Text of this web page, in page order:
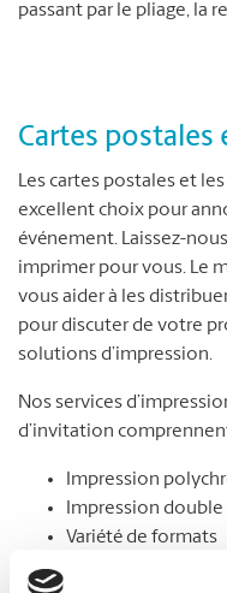
passant par le pliage, la
Cartes postales
Les cartes postales et
excellent choix pour
événement. Laissez-
imprimer pour vous. Le
vous aider à les
pour discuter de votre
solutions d’impression.
Nos services
d’invitation
Impression
Impression double
Variété de formats